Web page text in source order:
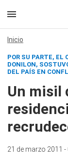
Inicio
POR SU PARTE, EL
DONILON,
DEL PAÍS EN
Un misil
21 de marzo 2011 -